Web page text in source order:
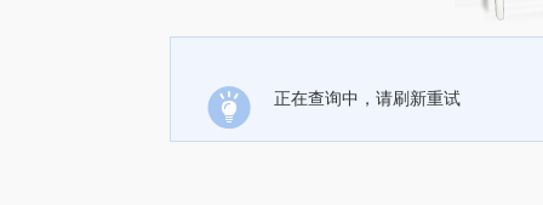
正在查询中，请刷新重试